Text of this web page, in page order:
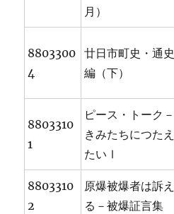
月）
8803300
4
廿日市町史・通史
編（下）
8803310
1
ピース・トーク－
きみたちにつたえ
たいⅠ
8803310
2
原爆被爆者は訴え
る－被爆証言集